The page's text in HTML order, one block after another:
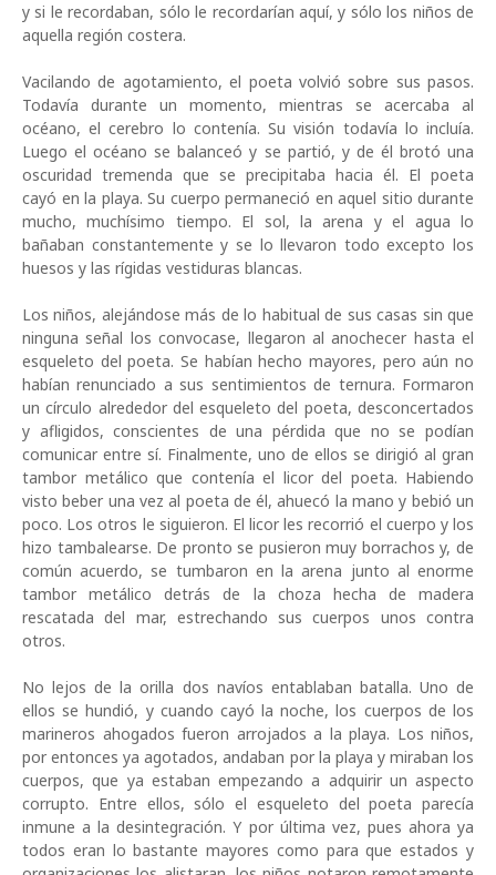
y si le recordaban, sólo le recordarían aquí, y sólo los niños de
aquella región costera.
Vacilando de agotamiento, el poeta volvió sobre sus pasos.
Todavía durante un momento, mientras se acercaba al
océano, el cerebro lo contenía. Su visión todavía lo incluía.
Luego el océano se balanceó y se partió, y de él brotó una
oscuridad tremenda que se precipitaba hacia él. El poeta
cayó en la playa. Su cuerpo permaneció en aquel sitio durante
mucho, muchísimo tiempo. El sol, la arena y el agua lo
bañaban constantemente y se lo llevaron todo excepto los
huesos y las rígidas vestiduras blancas.
Los niños, alejándose más de lo habitual de sus casas sin que
ninguna señal los convocase, llegaron al anochecer hasta el
esqueleto del poeta. Se habían hecho mayores, pero aún no
habían renunciado a sus sentimientos de ternura. Formaron
un círculo alrededor del esqueleto del poeta, desconcertados
y afligidos, conscientes de una pérdida que no se podían
comunicar entre sí. Finalmente, uno de ellos se dirigió al gran
tambor metálico que contenía el licor del poeta. Habiendo
visto beber una vez al poeta deél, ahuecó la mano y bebió un
poco. Los otros le siguieron. El licor les recorrió el cuerpo y los
hizo tambalearse. De pronto se pusieron muy borrachos y, de
común acuerdo, se tumbaron en la arena junto al enorme
tambor metálico detrás de la choza hecha de madera
rescatada del mar, estrechando sus cuerpos unos contra
otros.
No lejos de la orilla dos navíos entablaban batalla. Uno de
ellos se hundió, y cuando cayó la noche, los cuerpos de los
marineros ahogados fueron arrojados a la playa. Los niños,
por entonces ya agotados, andaban por la playa y miraban los
cuerpos, que ya estaban empezando a adquirir un aspecto
corrupto. Entre ellos, sólo el esqueleto del poeta parecía
inmune a la desintegración. Y por última vez, pues ahora ya
todos eran lo bastante mayores como para que estados y